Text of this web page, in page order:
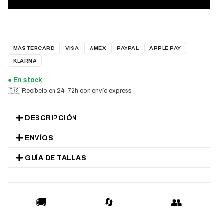
MASTERCARD VISA AMEX PAYPAL APPLE PAY
KLARNA
● En stock
🇪🇸 Recíbelo en 24-72h con envío express
DESCRIPCIÓN
ENVÍOS
GUÍA DE TALLAS
🚚 🔄 👥